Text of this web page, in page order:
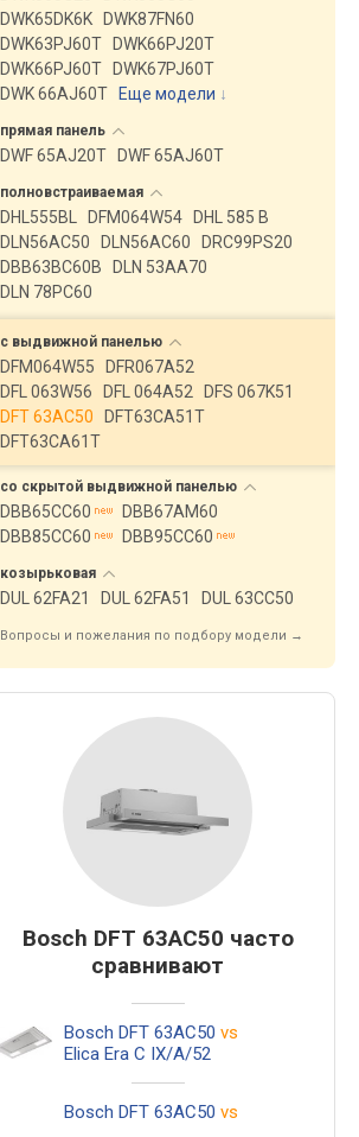
DWK65DK6K
DWK87FN60
DWK63PJ60T
DWK66PJ20T
DWK66PJ60T
DWK67PJ60T
DWK 66AJ60T
Еще модели ↓
прямая панель
DWF 65AJ20T DWF 65AJ60T
полновстраиваемая
DHL555BL DFM064W54
DHL 585 B
DLN56AC50
DLN56AC60
DRC99PS20
DBB63BC60B
DLN 53AA70
DLN 78PC60
с выдвижной панелью
DFM064W55
DFR067A52
DFL 063W56
DFL 064A52
DFS 067K51
DFT 63AC50
DFT63CA51T
DFT63CA61T
со скрытой выдвижной панелью
DBB65CC60
DBB67AM60
DBB85CC60
DBB95CC60
козырьковая
DUL 62FA21 DUL 62FA51 DUL 63CC50
Вопросы и пожелания по подбору модели →
Bosch DFT 63AC50 часто
сравнивают
Bosch DFT 63AC50 vs
Elica Era C IX/A/52
Bosch DFT 63AC50 vs